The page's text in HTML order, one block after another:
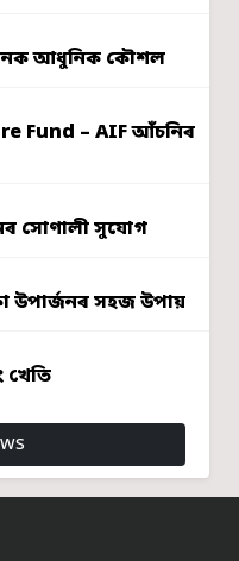
আধুনিক কৌশল
Fund – AIF আঁচনিৰ
সোণালী সুযোগ
উপাৰ্জনৰ সহজ উপায়
খেতি